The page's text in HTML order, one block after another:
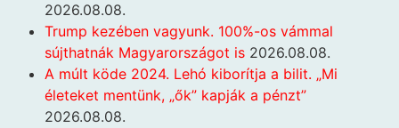
2026.08.08.
Trump kezében vagyunk. 100%-os vámmal
sújthatnák Magyarországot is 2026.08.08.
A múlt köde 2024. Lehó kiborítja a bilit. „Mi
életeket mentünk, „ők” kapják a pénzt”
2026.08.08.